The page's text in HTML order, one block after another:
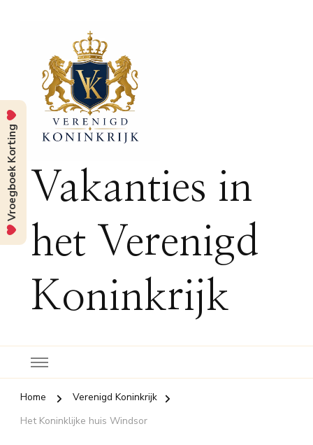
Vakanties in
het Verenigd
Koninkrijk
Home
Verenigd Koninkrijk
Het Koninklijke huis Windsor
Vroegboek Korting